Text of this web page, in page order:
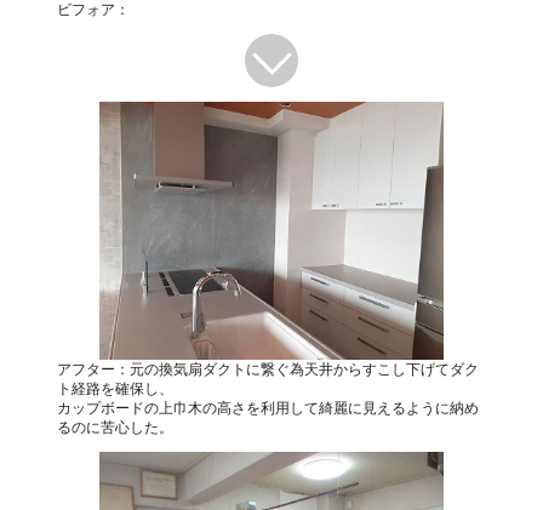
ビフォア：
アフター：元の換気扇ダクトに繋ぐ為天井からすこし下げてダク
ト経路を確保し、
カップボードの上巾木の高さを利用して綺麗に見えるように納め
るのに苦心した。